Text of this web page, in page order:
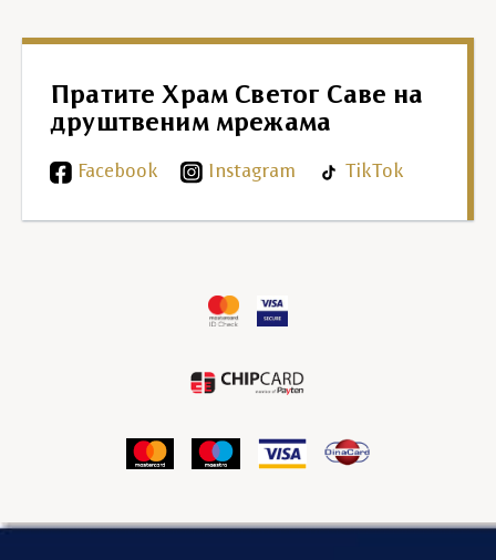
Пратите Храм Светог Саве на
друштвеним мрежама
Facebook Instagram TikTok